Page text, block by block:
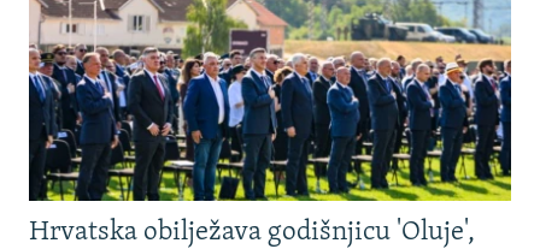
Hrvatska obilježava godišnjicu 'Oluje',